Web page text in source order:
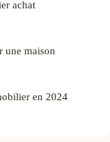
achat
une maison
en 2024